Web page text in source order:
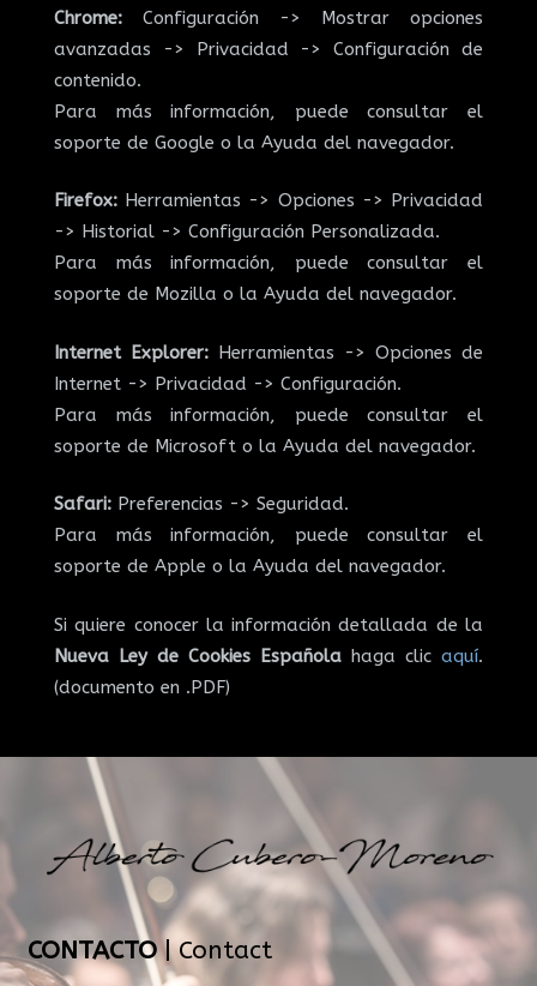
Chrome: Configuración -> Mostrar opciones
avanzadas -> Privacidad -> Configuración de
contenido.
Para más información, puede consultar el
soporte de Google o la Ayuda del navegador.
Firefox: Herramientas -> Opciones -> Privacidad
-> Historial -> Configuración Personalizada.
Para más información, puede consultar el
soporte de Mozilla o la Ayuda del navegador.
Internet Explorer: Herramientas -> Opciones de
Internet -> Privacidad -> Configuración.
Para más información, puede consultar el
soporte de Microsoft o la Ayuda del navegador.
Safari: Preferencias -> Seguridad.
Para más información, puede consultar el
soporte de Apple o la Ayuda del navegador.
Si quiere conocer la información detallada de la
Nueva Ley de Cookies Española haga clic aquí.
(documento en .PDF)
CONTACTO| Contact